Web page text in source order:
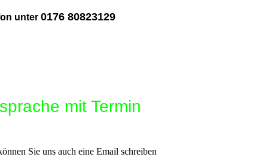
unter 0176 80823129
mit Termin
Sie uns auch eine Email schreiben